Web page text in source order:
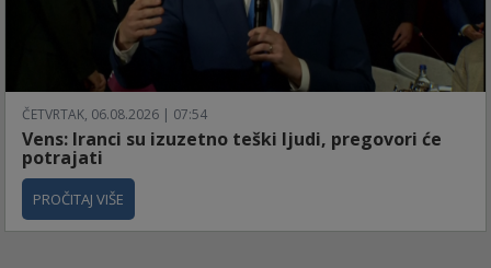
ČETVRTAK, 06.08.2026 | 07:54
Vens: Iranci su izuzetno teški ljudi, pregovori će
potrajati
PROČITAJ VIŠE